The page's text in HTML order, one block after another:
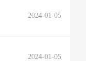
2024-01-05
2024-01-05